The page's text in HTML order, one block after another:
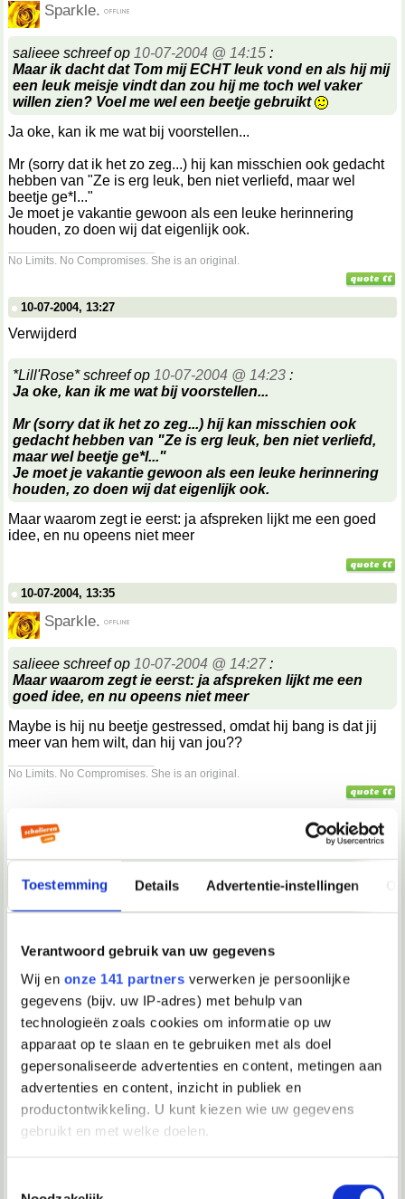
Toestemming Details Advertentie-instellingen
Verantwoord gebruik van uw gegevens
Wij en onze 141 partners verwerken je persoonlijke
gegevens (bijv. uw IP-adres) met behulp van
technologieën zoals cookies om informatie op uw
apparaat op te slaan en te gebruiken met als doel
gepersonaliseerde advertenties en content, metingen aan
advertenties en content, inzicht in publiek en
productontwikkeling. U kunt kiezen wie uw gegevens
gebruikt en met welke doelen.
Sparkle.
salieee schreef op 10-07-2004 @ 14:15 :
Maar ik dacht dat Tom mij ECHT leuk vond en als hij mij
een leuk meisje vindt dan zou hij me toch wel vaker
willen zien? Voel me wel een beetje gebruikt
Ja oke, kan ik me wat bij voorstellen...
Mr (sorry dat ik het zo zeg...) hij kan misschien ook gedacht
hebben van "Ze is erg leuk, ben niet verliefd, maar wel
beetje ge*l..."
Je moet je vakantie gewoon als een leuke herinnering
houden, zo doen wij dat eigenlijk ook.
No Limits. No Compromises. She is an original.
10-07-2004, 13:27
Verwijderd
*Lill'Rose* schreef op 10-07-2004 @ 14:23 :
Ja oke, kan ik me wat bij voorstellen...
Mr (sorry dat ik het zo zeg...) hij kan misschien ook
gedacht hebben van "Ze is erg leuk, ben niet verliefd,
maar wel beetje ge*l..."
Je moet je vakantie gewoon als een leuke herinnering
houden, zo doen wij dat eigenlijk ook.
Maar waarom zegt ie eerst: ja afspreken lijkt me een goed
idee, en nu opeens niet meer
10-07-2004, 13:35
Sparkle.
salieee schreef op 10-07-2004 @ 14:27:
Maar waarom zegt ie eerst: ja afspreken lijkt me een
goed idee, en nu opeens niet meer
Maybe is hij nu beetje gestressed, omdat hij bang is dat jij
meer van hem wilt, dan hij van jou??
No Limits. No Compromises. She is an original.
10-07-2004, 14:22
Verwijderd
*Lill'Rose* schreef op10-07-2004 @ 14:35:
ja ok, maar ik wil hem gewoon nog 1x zien./spreken dan kan
10-07-2004, 15:28
Eresh'kigål
Ik vind het verhaal nog steeds geweldig